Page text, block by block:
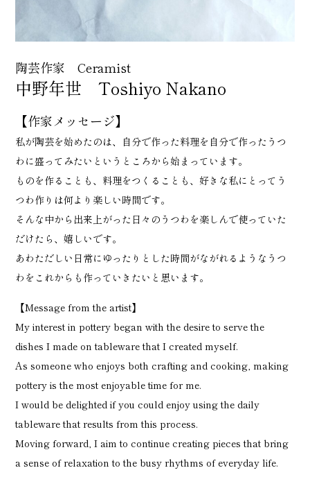
陶芸作家 Ceramist
中野年世 Toshiyo Nakano
【作家メッセージ】
私が陶芸を始めたのは、自分で作った料理を自分で作ったうつ
わに盛ってみたいというところから始まっています。
ものを作ることも、料理をつくることも、好きな私にとってう
つわ作りは何より楽しい時間です。
そんな中から出来上がった日々のうつわを楽しんで使っていた
だけたら、嬉しいです。
あわただしい日常にゆったりとした時間がながれるようなうつ
わをこれからも作っていきたいと思います。
【Message from the artist】
My interest in pottery began with the desire to serve the
dishes I made on tableware that I created myself.
As someone who enjoys both crafting and cooking, making
pottery is the most enjoyable time for me.
I would be delighted if you could enjoy using the daily
tableware that results from this process.
Moving forward, I aim to continue creating pieces that bring
a sense of relaxation to the busy rhythms of everyday life.